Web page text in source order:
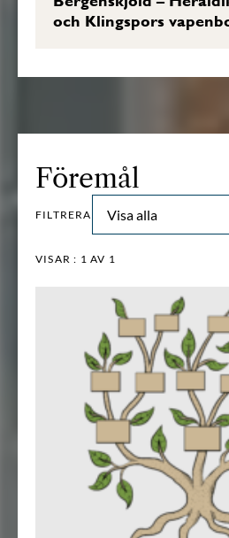
och Klingspors
Föremål
FILTRERA Visa alla
VISAR : 1 AV 1